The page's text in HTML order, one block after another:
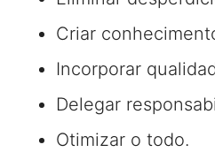
Criar
Incorporar
Delegar
Otimizar o todo.